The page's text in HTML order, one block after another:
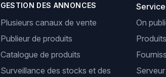
GESTION DES ANNONCES
Plusieurs canaux de vente
Publieur de produits
Catalogue de produits
Surveillance des stocks et des
On